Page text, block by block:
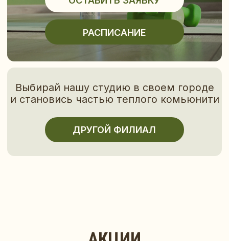
Выбирай нашу студию в своем городе
и становись частью теплого комьюнити
ДРУГОЙ ФИЛИАЛ
АКЦИИ
ВАШ ПУТЬК ГАРМОНИИ ТЕЛА И ДУШИ
ЧЕРЕЗ
И ФИТНЕСА НАЧИНАЕТСЯ ЗДЕСЬ
ПРИ ПОКУПКЕ АБОНЕМЕНТА